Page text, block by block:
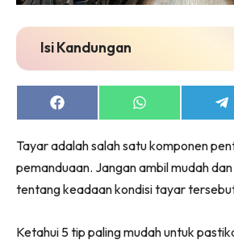
Isi Kandungan
Share
on
Share
on
on
Tayar adalah salah satu komponen
pemanduaan. Jangan ambil mudah
tentang keadaan kondisi tayar
Ketahui 5 tip paling mudah untuk